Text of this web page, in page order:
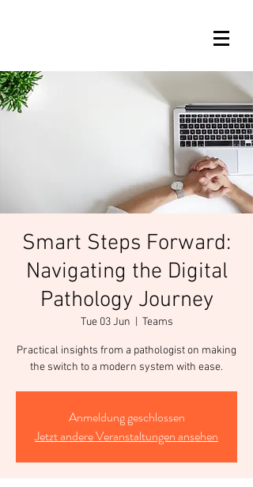
Smart Steps Forward:
Navigating the Digital
Pathology Journey
Tue 03 Jun Teams
Practical insights from a pathologist on making
the switch to a modern system with ease.
Anmeldung geschlossen
Jetzt andere Veranstaltungen ansehen